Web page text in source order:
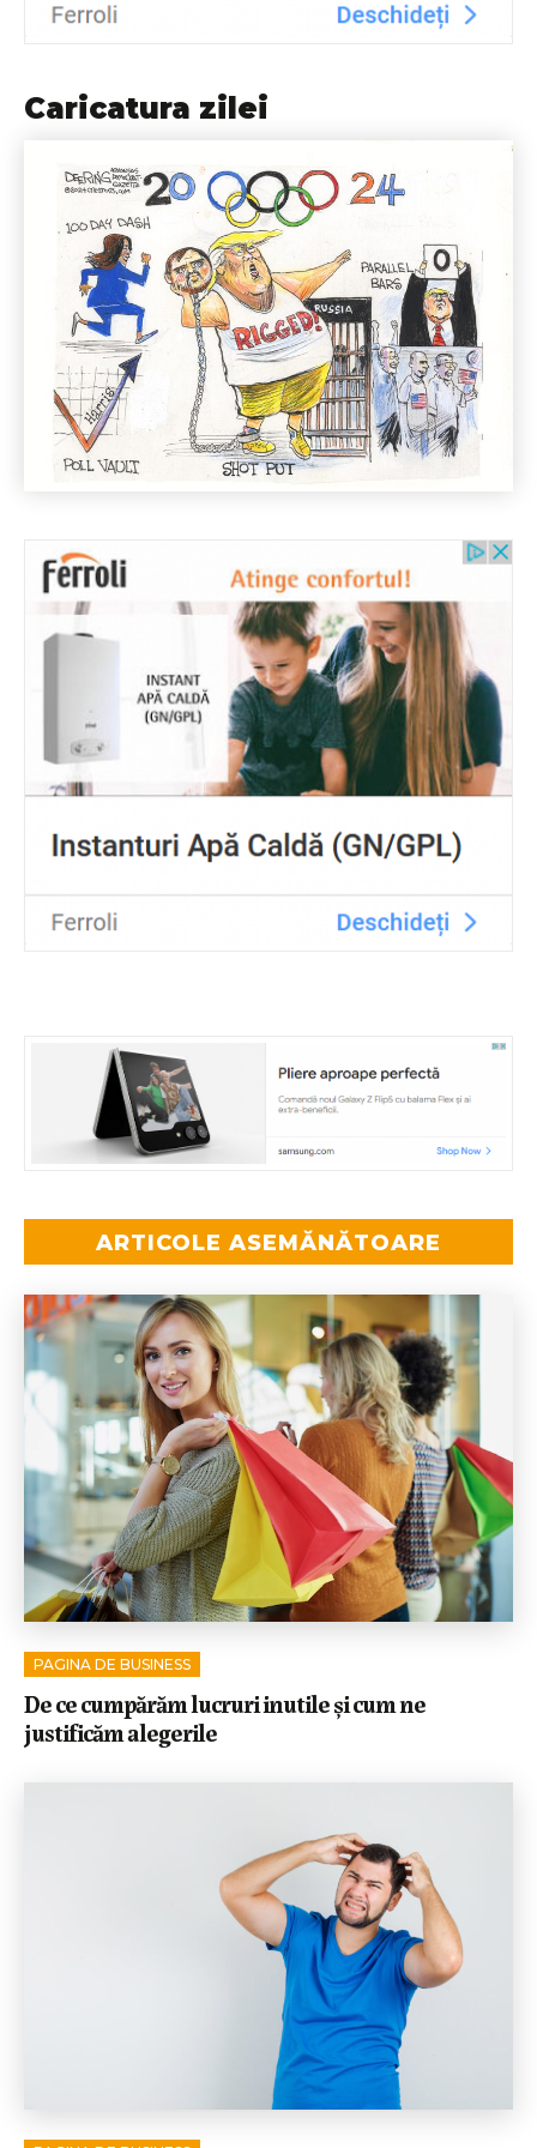
Caricatura zilei
ARTICOLE ASEMĂNĂTOARE
PAGINA DE BUSINESS
De ce cumpărăm lucruri inutile și cum ne
justificăm alegerile